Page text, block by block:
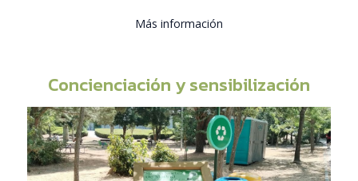
Más información
Concienciación y sensibilización